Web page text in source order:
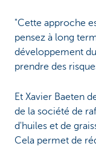
"Cette approche
pensez à long
développement
prendre des
Et Xavier Baeten
de la société de
d'huiles et de
Cela permet de